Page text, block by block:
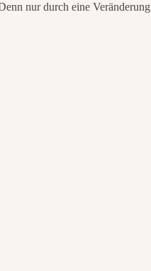
nur durch eine Veränderung